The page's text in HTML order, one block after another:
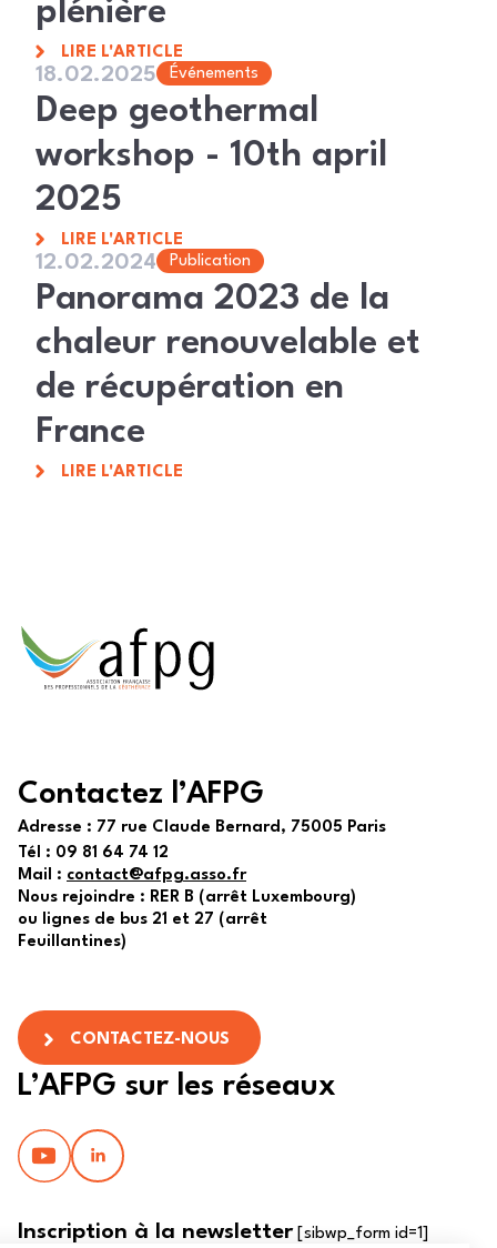
plénière
LIRE L'ARTICLE
18.02.2025 Événements
Deep geothermal
workshop - 10th april
2025
LIRE L'ARTICLE
12.02.2024 Publication
Panorama 2023 de la
chaleur renouvelable et
de récupération en
France
LIRE L'ARTICLE
Contactez l’AFPG
Adresse : 77 rue Claude Bernard, 75005 Paris
Tél : 09 81 64 74 12
Mail : contact@afpg.asso.fr
Nous rejoindre : RER B (arrêt Luxembourg)
ou lignes de bus 21 et 27 (arrêt
Feuillantines)
CONTACTEZ-NOUS
L’AFPG sur les réseaux
Inscription à la newsletter[sibwp_form id=1]